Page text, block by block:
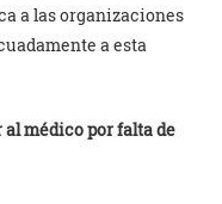
a las organizaciones
a esta
médico por falta de